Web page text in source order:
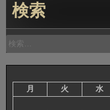
検索
検
索:
月
火 水